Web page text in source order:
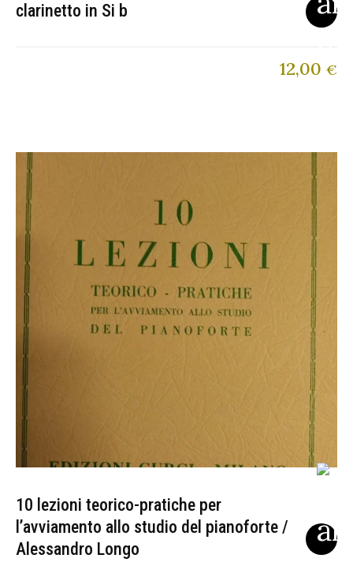
clarinetto in Si b
12,00 €
10 lezioni teorico-pratiche per
l’avviamento allo studio del pianoforte /
Alessandro Longo